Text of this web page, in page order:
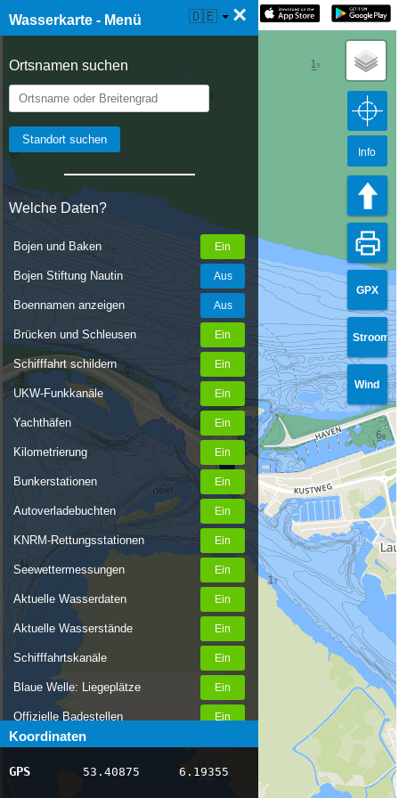
Wasserkarte - Menü ×
Ortsnamen suchen
Welche Daten?
Bojen und Baken
Bojen Stiftung Nautin
Boennamen anzeigen
Brücken und Schleusen
Schifffahrt schildern
UKW-Funkkanäle
Yachthäfen
Kilometrierung
Bunkerstationen
Autoverladebuchten
KNRM-Rettungsstationen
Seewettermessungen
Aktuelle Wasserdaten
Aktuelle Wasserstände
Schifffahrtskanäle
Blaue Welle: Liegeplätze
Offizielle Badestellen
Nachrichten Binnenschifffahrt
AIS-Schiffspositionen
Koordinaten
GPS 53.40875 6.19355
☰ Wasserkarte Live 🇩🇪
GPX
Stroom
Wind
Info